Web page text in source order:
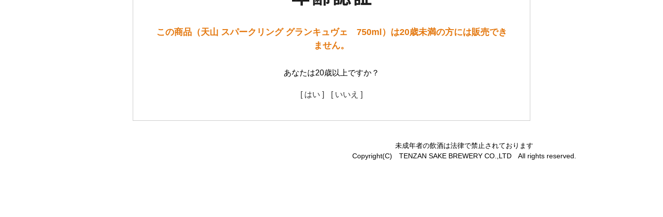
この商品（天山 スパークリング グランキュヴェ 750ml）は20歳未満の方には販売でき
ません。
あなたは20歳以上ですか？
[ はい ] [ いいえ ]
未成年者の飲酒は法律で禁止されております
Copyright(C) TENZAN SAKE BREWERY CO.,LTD All rights reserved.